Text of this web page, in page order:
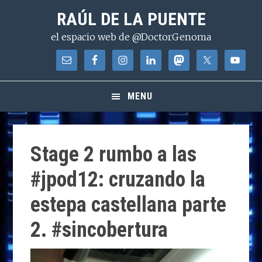
contenido
RAÚL DE LA PUENTE
el espacio web de @DoctorGenoma
MENU
Stage 2 rumbo a las
#jpod12: cruzando la
estepa castellana parte
2. #sincobertura